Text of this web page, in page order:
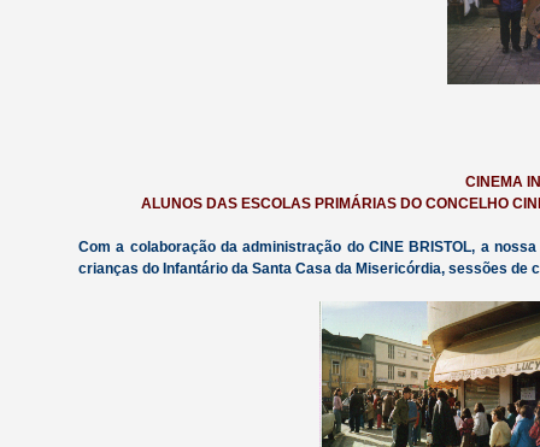
CINEMA
ALUNOS DAS ESCOLAS PRIMÁRIAS DO CONCELHO
Com a colaboração da administração do CINE BRISTOL, a
crianças do Infantário da Santa Casa da Misericórdia, sessões de